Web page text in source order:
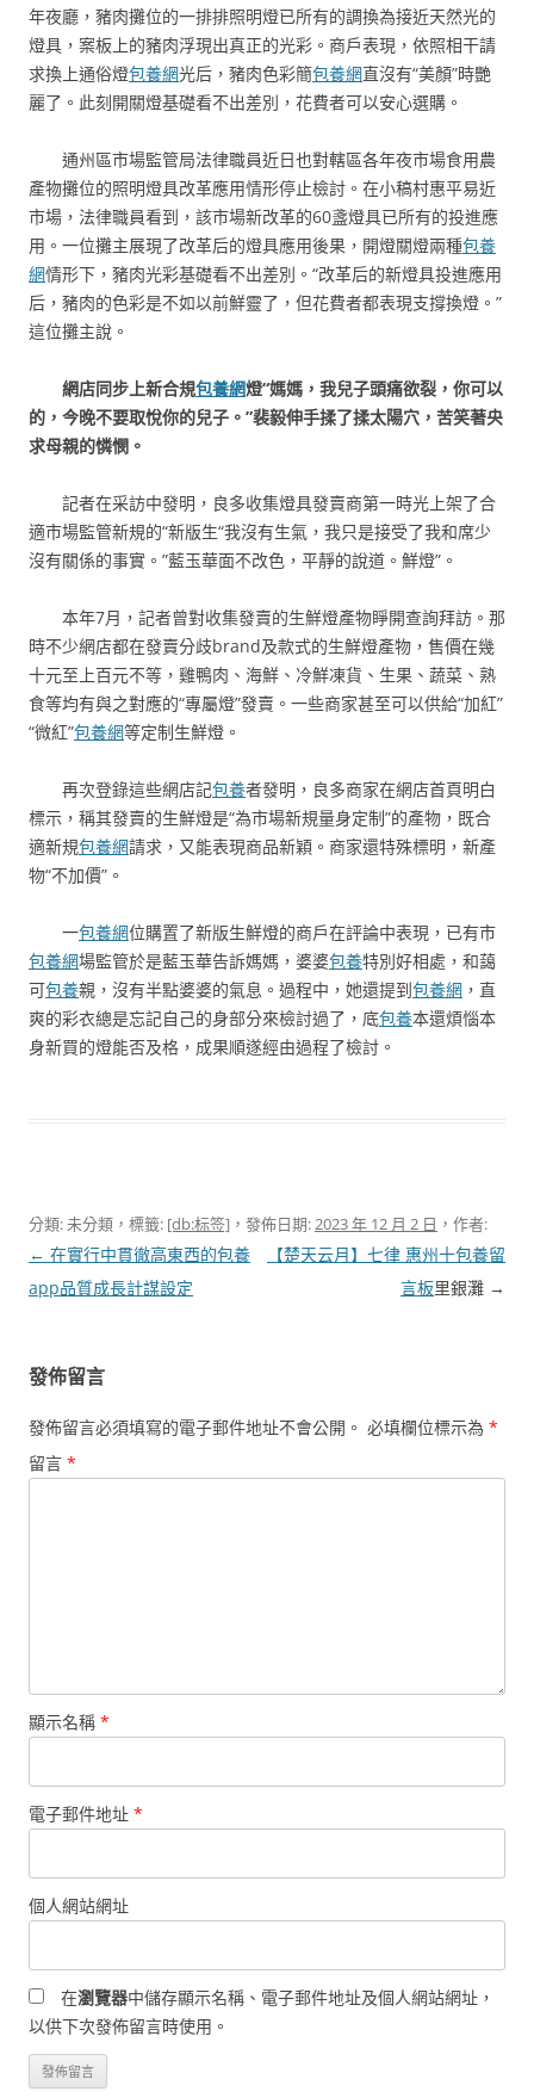
年夜廳，豬肉攤位的一排排照明燈已所有的調換為接近天然光的
燈具，案板上的豬肉浮現出真正的光彩。商戶表現，依照相干請
求換上通俗燈包養網光后，豬肉色彩簡包養網直沒有“美顏”時艷
麗了。此刻開關燈基礎看不出差別，花費者可以安心選購。
通州區市場監管局法律職員近日也對轄區各年夜市場食用農
產物攤位的照明燈具改革應用情形停止檢討。在小稿村惠平易近
市場，法律職員看到，該市場新改革的60盞燈具已所有的投進應
用。一位攤主展現了改革后的燈具應用後果，開燈關燈兩種包養
網情形下，豬肉光彩基礎看不出差別。“改革后的新燈具投進應用
后，豬肉的色彩是不如以前鮮靈了，但花費者都表現支撐換燈。”
這位攤主說。
網店同步上新合規包養網燈“媽媽，我兒子頭痛欲裂，你可以
的，今晚不要取悅你的兒子。”裴毅伸手揉了揉太陽穴，苦笑著央
求母親的憐憫。
記者在采訪中發明，良多收集燈具發賣商第一時光上架了合
適市場監管新規的“新版生“我沒有生氣，我只是接受了我和席少
沒有關係的事實。”藍玉華面不改色，平靜的說道。鮮燈”。
本年7月，記者曾對收集發賣的生鮮燈產物睜開查詢拜訪。那
時不少網店都在發賣分歧brand及款式的生鮮燈產物，售價在幾
十元至上百元不等，雞鴨肉、海鮮、冷鮮凍貨、生果、蔬菜、熟
食等均有與之對應的“專屬燈”發賣。一些商家甚至可以供給“加紅”
“微紅”包養網等定制生鮮燈。
再次登錄這些網店記包養者發明，良多商家在網店首頁明白
標示，稱其發賣的生鮮燈是“為市場新規量身定制”的產物，既合
適新規包養網請求，又能表現商品新穎。商家還特殊標明，新產
物“不加價”。
一包養網位購置了新版生鮮燈的商戶在評論中表現，已有市
包養網場監管於是藍玉華告訴媽媽，婆婆包養特別好相處，和藹
可包養親，沒有半點婆婆的氣息。過程中，她還提到包養網 ，直
爽的彩衣總是忘記自己的身部分來檢討過了，底包養本還煩惱本
身新買的燈能否及格，成果順遂經由過程了檢討。
分類: 未分類，標籤: [db:标签] ，發佈日期:2023 年 12 月 2 日 ，作者:
文
章
← 在實行中貫徹高東西的包養
app品質成長計謀設定
【楚天云月】七律 惠州十包養留
言板里銀灘 →
發佈留言
發佈留言必須填寫的電子郵件地址不會公開。 必填欄位標示為 *
留言 *
顯示名稱 *
電子郵件地址 *
個人網站網址
在瀏覽器中儲存顯示名稱、電子郵件地址及個人網站網址，
以供下次發佈留言時使用。